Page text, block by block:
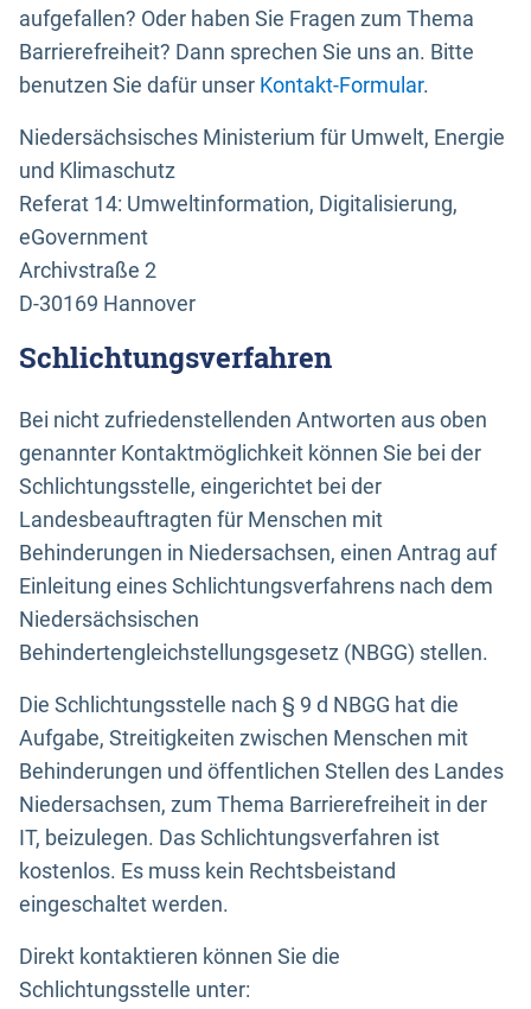
aufgefallen? Oder haben Sie Fragen zum Thema
Barrierefreiheit? Dann sprechen Sie uns an. Bitte
benutzen Sie dafür unser Kontakt-Formular.
Niedersächsisches Ministerium für Umwelt, Energie
und Klimaschutz
Referat 14: Umweltinformation, Digitalisierung,
eGovernment
Archivstraße 2
D-30169 Hannover
Schlichtungsverfahren
Bei nicht zufriedenstellenden Antworten aus oben
genannter Kontaktmöglichkeit können Sie bei der
Schlichtungsstelle, eingerichtet bei der
Landesbeauftragten für Menschen mit
Behinderungen in Niedersachsen, einen Antrag auf
Einleitung eines Schlichtungsverfahrens nach dem
Niedersächsischen
Behindertengleichstellungsgesetz (NBGG) stellen.
Die Schlichtungsstelle nach § 9 d NBGG hat die
Aufgabe, Streitigkeiten zwischen Menschen mit
Behinderungen und öffentlichen Stellen des Landes
Niedersachsen, zum Thema Barrierefreiheit in der
IT, beizulegen. Das Schlichtungsverfahren ist
kostenlos. Es muss kein Rechtsbeistand
eingeschaltet werden.
Direkt kontaktieren können Sie die
Schlichtungsstelle unter: